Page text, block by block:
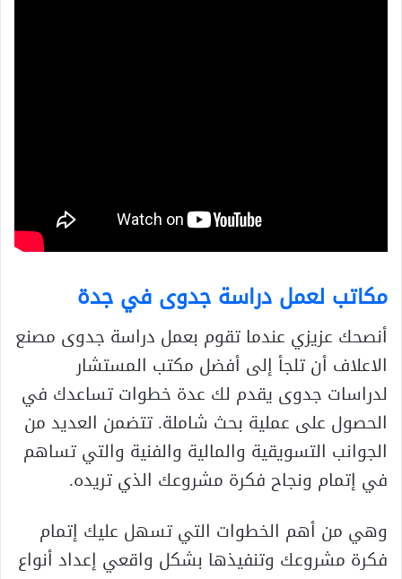
مكاتب لعمل دراسة جدوى في جدة
أنصحك عزيزي عندما تقوم بعمل دراسة جدوى مصنع
الاعلاف أن تلجأ إلى أفضل مكتب المستشار
لدراسات جدوى يقدم لك عدة خطوات تساعدك في
الحصول على عملية بحث شاملة. تتضمن العديد من
الجوانب التسويقية والمالية والفنية والتي تساهم
في إتمام ونجاح فكرة مشروعك الذي تريده.
وهي من أهم الخطوات التي تسهل عليك إتمام
فكرة مشروعك وتنفيذها بشكل واقعي إعداد أنواع